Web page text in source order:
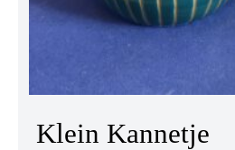
Klein Kannetje